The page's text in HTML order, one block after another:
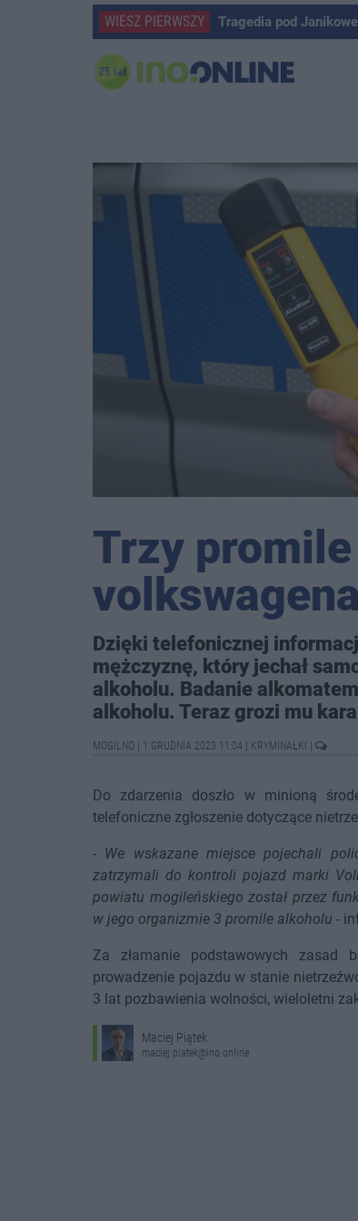
WIESZ PIERWSZY Tragedia pod
Trzy
volkswagena
Dzięki telefonicznej
mężczyznę, który jechał
alkoholu. Badanie
alkoholu. Teraz grozi mu
MOGILNO 1 GRUDNIA 2023 11:04 KRYMINAŁKI
Do zdarzenia doszło w minioną
telefoniczne zgłoszenie dotyczące
- We wskazane miejsce pojechali
zatrzymali do kontroli pojazd marki
powiatu mogileńskiego został przez
w jego organizmie 3 promile alkoholu -
Za złamanie podstawowych zasad
prowadzenie pojazdu w stanie
3 lat pozbawienia wolności, wieloletni
Maciej Piątek
maciej.piatek@ino.online